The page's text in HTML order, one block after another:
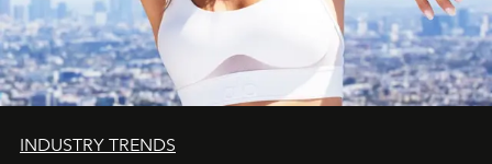
INDUSTRY TRENDS